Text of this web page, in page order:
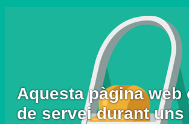
Aquesta pàgina web
de servei durant uns